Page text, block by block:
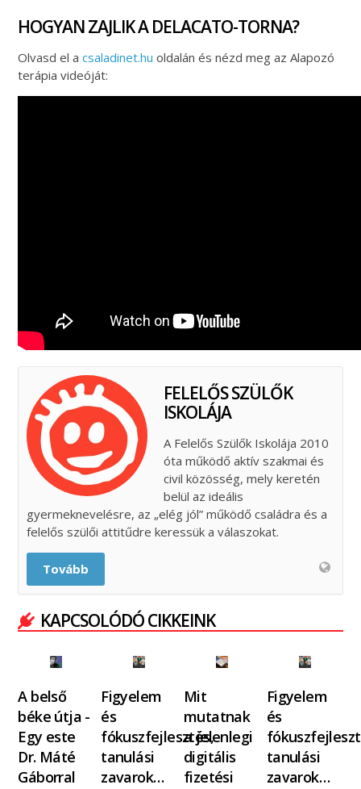
HOGYAN ZAJLIK A DELACATO-TORNA?
Olvasd el a csaladinet.hu oldalán és nézd meg az Alapozó
terápia videóját:
FELELŐS SZÜLŐK
ISKOLÁJA
A Felelős Szülők Iskolája 2010
óta működő aktív szakmai és
civil közösség, mely keretén
belül az ideális
gyermeknevelésre, az „elég jól” működő családra és a
felelős szülői attitűdre keressük a válaszokat.
Tovább
KAPCSOLÓDÓ CIKKEINK
A belső
béke útja -
Egy este
Dr. Máté
Gáborral
Figyelem
és
fókuszfejlesztés,
tanulási
zavarok…
Mit
mutatnak
a jelenlegi
digitális
fizetési
Figyelem
és
tanulási
zavarok…